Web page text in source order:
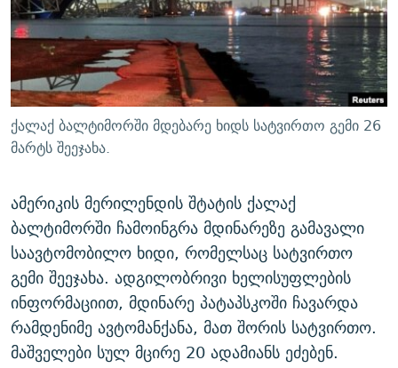
ᲛᲝᲚᲐᲞᲐᲠᲐᲙᲔ ᲢᲔᲥᲡᲢᲔᲑᲘ
ᲨᲘᲜ - ᲣᲪᲮᲝᲔᲗᲨᲘ
ᲚᲘᲢᲔᲠᲐᲢᲣᲠᲣᲚᲘ ᲬᲐᲮᲜᲐᲒᲔᲑᲘ
ᲐᲛᲔᲠᲘᲙᲣᲚᲘ ᲛᲝᲗᲮᲠᲝᲑᲐ
ᲘᲛᲞᲔᲠᲘᲐ ᲓᲐ ᲠᲐᲓᲘᲝ
ᲩᲔᲛᲘ ᲡᲘᲙᲕᲓᲘᲚᲘᲡ ᲛᲘᲖᲔᲖᲘᲐ COVID-19
11 ᲬᲔᲚᲘ - 11 ᲐᲛᲑᲐᲕᲘ
ᲡᲐᲞᲐᲠᲚᲐᲛᲔᲜᲢᲝ ᲐᲠᲩᲔᲕᲜᲔᲑᲘᲡ ᲘᲡᲢᲝᲠᲘᲐ
ᲑᲐᲕᲨᲕᲔᲑᲘ ᲞᲠᲝᲡᲢᲘᲢᲣᲪᲘᲐᲨᲘ - ᲐᲛᲝᲣᲗᲥᲛᲔᲚᲘ ᲐᲛᲑᲐᲕᲘ
5 ᲐᲛᲑᲐᲕᲘ - 20 ᲘᲕᲜᲘᲡᲡ ᲓᲐᲨᲐᲕᲔᲑᲣᲚᲔᲑᲘ
ПРИВЕТ ᲙᲣᲚᲢᲣᲠᲐ
ᲒᲐᲛᲝᲘᲬᲔᲠᲔ
რთე/რთ-ის ყველა საიტი
ქალაქ ბალტიმორში მდებარე ხიდს სატვირთო გემი 26
მარტს შეეჯახა.
ამერიკის მერილენდის შტატის ქალაქ
ბალტიმორში ჩამოინგრა მდინარეზე გამავალი
საავტომობილო ხიდი, რომელსაც სატვირთო
გემი შეეჯახა. ადგილობრივი ხელისუფლების
ინფორმაციით, მდინარე პატაპსკოში ჩავარდა
რამდენიმე ავტომანქანა, მათ შორის სატვირთო.
მაშველები სულ მცირე 20 ადამიანს ეძებენ.